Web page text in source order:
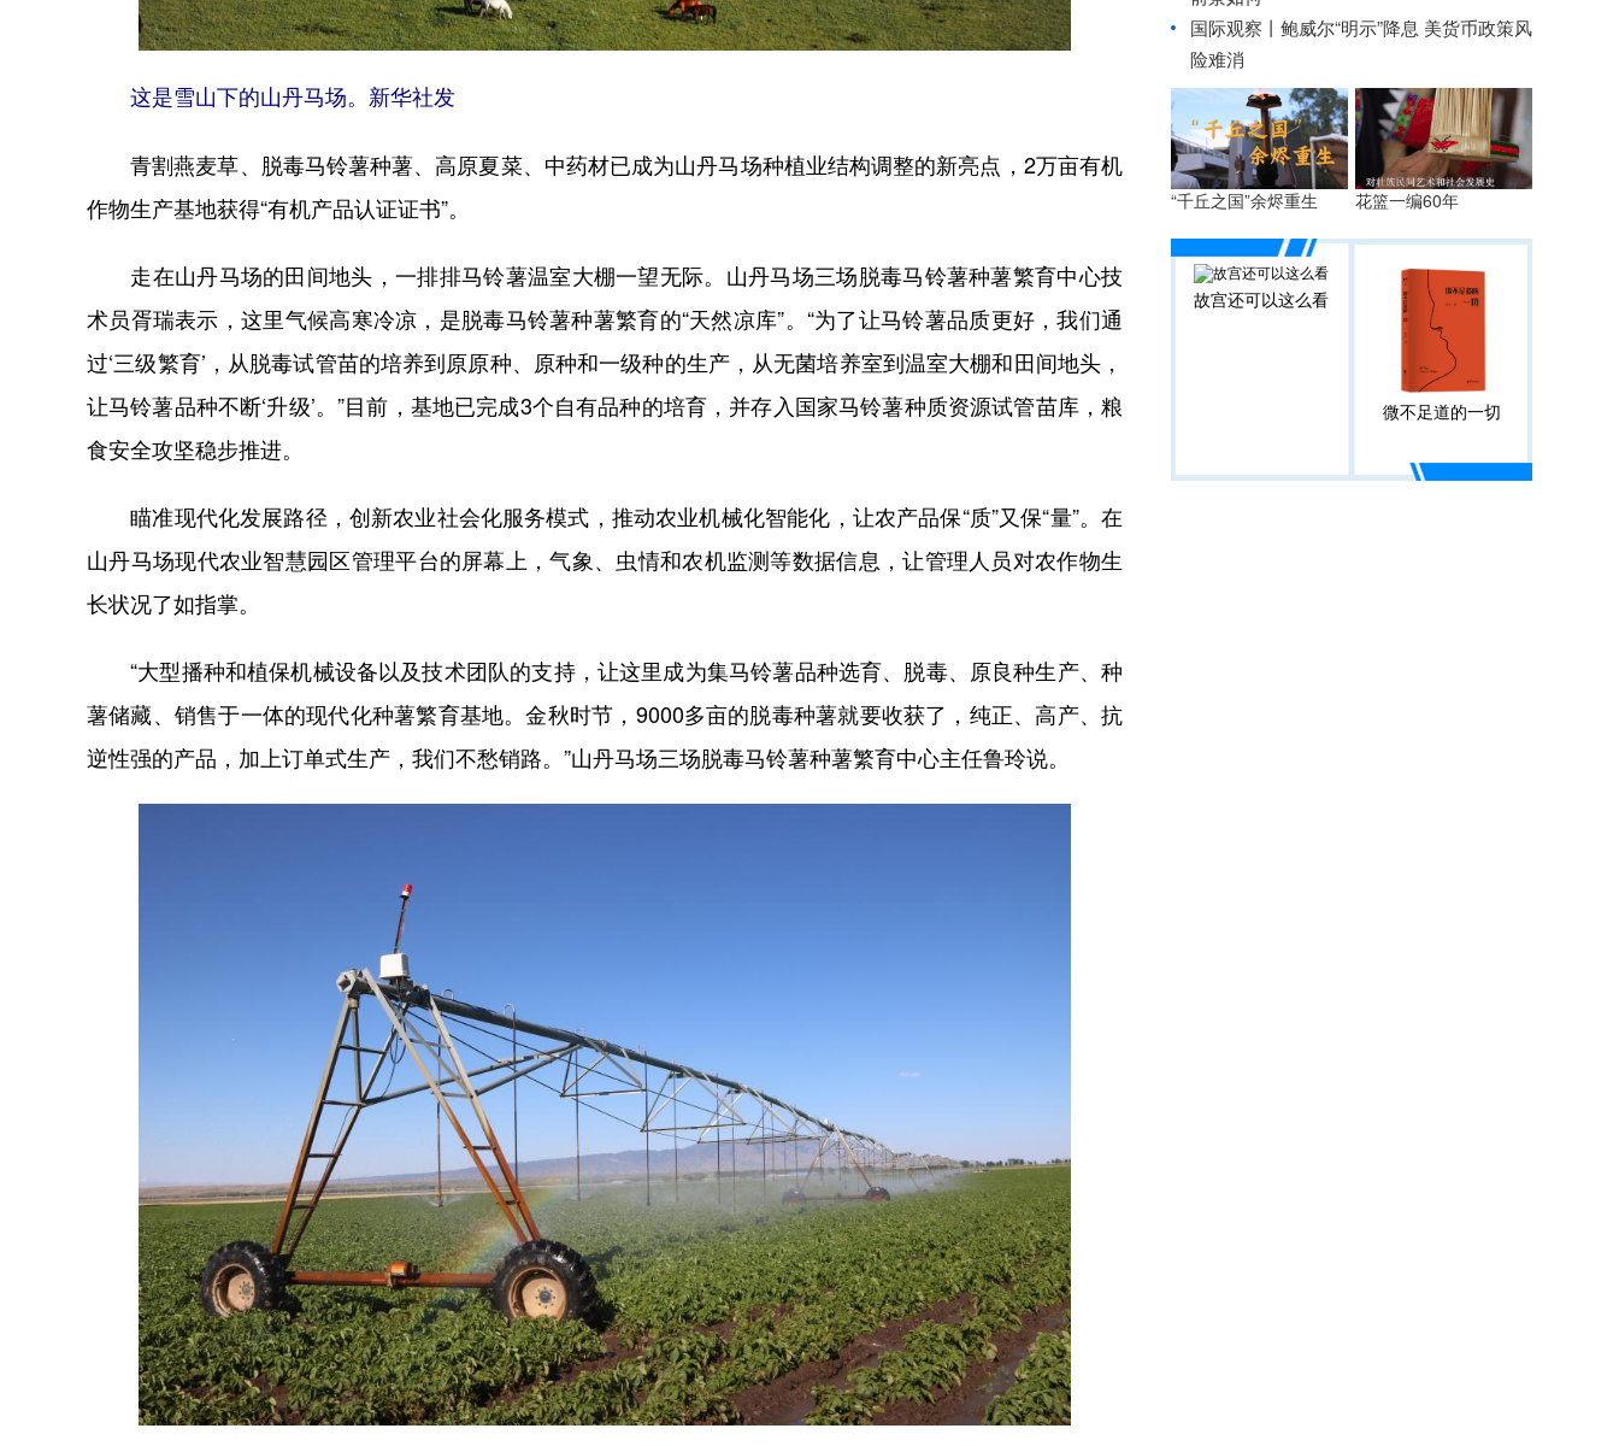
这是雪山下的山丹马场。新华社发
青割燕麦草、脱毒马铃薯种薯、高原夏菜、中药材已成为山丹马场种植业结构调整的新亮点，2万亩有机
作物生产基地获得“有机产品认证证书”。
走在山丹马场的田间地头，一排排马铃薯温室大棚一望无际。山丹马场三场脱毒马铃薯种薯繁育中心技
术员胥瑞表示，这里气候高寒冷凉，是脱毒马铃薯种薯繁育的“天然凉库”。“为了让马铃薯品质更好，我们通
过‘三级繁育’，从脱毒试管苗的培养到原原种、原种和一级种的生产，从无菌培养室到温室大棚和田间地头，
让马铃薯品种不断‘升级’。”目前，基地已完成3个自有品种的培育，并存入国家马铃薯种质资源试管苗库，粮
食安全攻坚稳步推进。
瞄准现代化发展路径，创新农业社会化服务模式，推动农业机械化智能化，让农产品保“质”又保“量”。在
山丹马场现代农业智慧园区管理平台的屏幕上，气象、虫情和农机监测等数据信息，让管理人员对农作物生
长状况了如指掌。
“大型播种和植保机械设备以及技术团队的支持，让这里成为集马铃薯品种选育、脱毒、原良种生产、种
薯储藏、销售于一体的现代化种薯繁育基地。金秋时节，9000多亩的脱毒种薯就要收获了，纯正、高产、抗
逆性强的产品，加上订单式生产，我们不愁销路。”山丹马场三场脱毒马铃薯种薯繁育中心主任鲁玲说。
国际观察丨 鲍威尔“明示”降息 美货币政策风
险难消
“千丘之国”余烬重生 花篮一编60年
故宫还可以这么看
微不足道的一切